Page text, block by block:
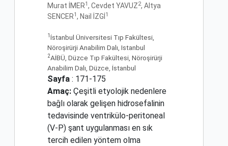
Murat İMER1 , Cevdet YAVUZ2, Altya
SENCER1 , Nail İZGİ 1
1 İstanbul Üniversitesi Tıp Fakültesi,
Nöroşirürji Anabilim Dalı, Istanbul
2AİBÜ, Düzce Tıp Fakültesi, Nöroşirürji
Anabilim Dalı, Düzce, İstanbul
Sayfa : 171-175
Amaç: Çeşitli etyolojik nedenlere
bağlı olarak gelişen hidrosefalinin
tedavisinde ventrikülo-peritoneal
(V-P) şant uygulanması en sık
tercih edilen yöntem olma